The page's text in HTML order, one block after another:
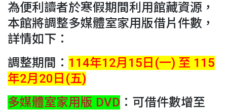
為便利讀者於寒假期間利用館藏資源，
本館將調整多媒體室家用版借片件數，
詳情如下：
調整期間： 114年12月15日(一) 至 115
年2月20日(五)
多媒體室家用版 DVD ：可借件數增至